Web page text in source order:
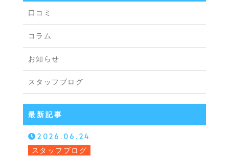
口コミ
コラム
お知らせ
スタッフブログ
最新記事
2026.06.24
スタッフブログ